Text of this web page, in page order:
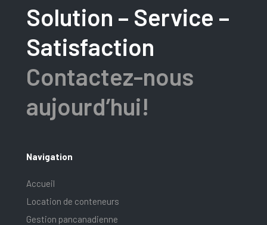
Solution – Service –
Satisfaction
Contactez-nous
aujourd’hui!
Navigation
Accueil
Location de conteneurs
Gestion pancanadienne